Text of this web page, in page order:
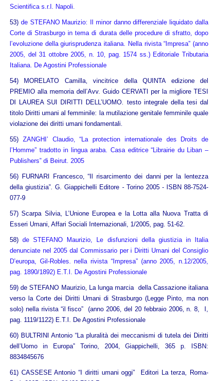
Scientifica s.r.l. Napoli.
53) de STEFANO Maurizio: Il minor danno differenziale liquidato dalla
Corte di Strasburgo in tema di durata delle procedure di sfratto, dopo
l’evoluzione della giurisprudenza italiana. Nella rivista “Impresa” (anno
2005, del 31 ottobre 2005, n. 10, pag. 1574 ss.) Editoriale Tributaria
Italiana. De Agostini Professionale
54)
MORELATO Camilla, vincitrice della QUINTA edizione del
PREMIO alla memoria dell’Avv. Guido CERVATI per la migliore TESI
DI LAUREA SUI DIRITTI DELL’UOMO. testo integrale della tesi dal
titolo Diritti umani al femminile: la mutilazione genitale femminile quale
violazione dei diritti umani fondamentali.
55) ZANGHI’ Claudio, “La protection internationale des Droits de
l’Homme” tradotto in lingua araba. Casa editrice “Librairie du Liban –
Publishers” di Beirut. 2005
56) FURNARI Francesco, “Il risarcimento dei danni per la lentezza
della giustizia”. G. Giappichelli Editore - Torino 2005 - ISBN 88-7524-
077-9
57) Scarpa Silvia, L’Unione Europea e la Lotta alla Nuova Tratta di
Esseri Umani, Affari Sociali Internazionali, 1/2005, pag. 51-62.
58)de STEFANO Maurizio, Le disfunzioni della giustizia in Italia
denunciate nel 2005 dal Commissario per i Diritti Umani del Consiglio
D’europa, Gil-Robles. nella rivista “Impresa” (anno 2005, n.12/2005,
pag. 1890/1892) E.T.I. De Agostini Professionale
59)de STEFANO Maurizio, La lunga marcia della Cassazione italiana
verso la Corte dei Diritti Umani di Strasburgo (Legge Pinto, ma non
solo) nella rivista “il fisco” (anno 2006, del 20 febbraio 2006, n. 8, I,
pag. 1119/1122) E.T.I. De Agostini Professionale
60) BULTRINI Antonio “La pluralità dei meccanismi di tutela dei Diritti
dell’Uomo in Europa” Torino, 2004, Giappichelli, 365 p. ISBN:
8834845676
61) CASSESE Antonio “I diritti umani oggi” Editori La terza, Roma-